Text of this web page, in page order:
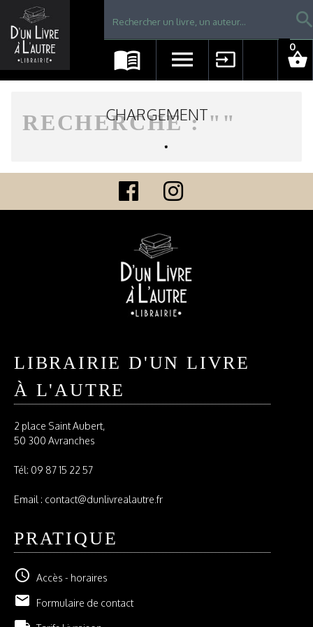
Librairie D'un livre à l'autre - Avranches
menu_book menu input shopping_basket
0
RECHERCHE : " "
CHARGEMENT
LIBRAIRIE D'UN LIVRE
À L'AUTRE
2 place Saint Aubert,
50 300 Avranches
Tél: 09 87 15 22 57
Email : contact@dunlivrealautre.fr
PRATIQUE
schedule Accès - horaires
email Formulaire de contact